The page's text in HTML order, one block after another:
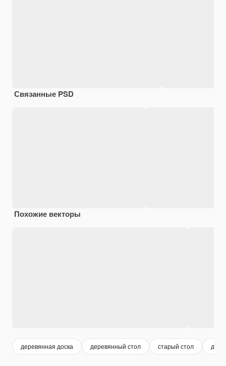
Связанные PSD
Похожие векторы
деревянная доска деревянный стол старый стол